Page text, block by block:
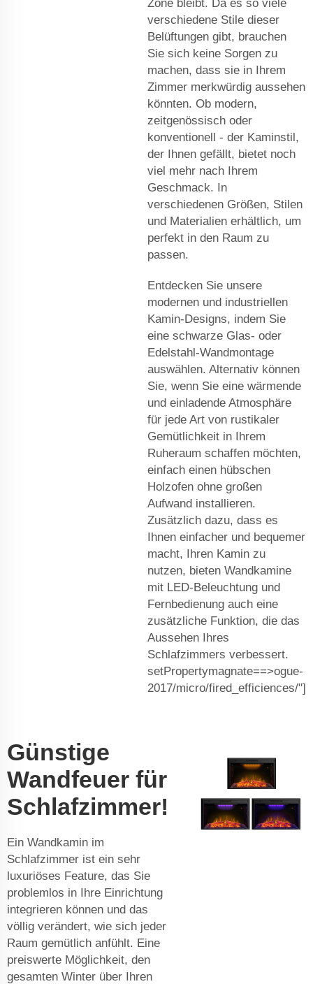
Zone bleibt. Da es so viele
verschiedene Stile dieser
Belüftungen gibt, brauchen
Sie sich keine Sorgen zu
machen, dass sie in Ihrem
Zimmer merkwürdig aussehen
könnten. Ob modern,
zeitgenössisch oder
konventionell - der Kaminstil,
der Ihnen gefällt, bietet noch
viel mehr nach Ihrem
Geschmack. In
verschiedenen Größen, Stilen
und Materialien erhältlich, um
perfekt in den Raum zu
passen.
Entdecken Sie unsere
modernen und industriellen
Kamin-Designs, indem Sie
eine schwarze Glas- oder
Edelstahl-Wandmontage
auswählen. Alternativ können
Sie, wenn Sie eine wärmende
und einladende Atmosphäre
für jede Art von rustikaler
Gemütlichkeit in Ihrem
Ruheraum schaffen möchten,
einfach einen hübschen
Holzofen ohne großen
Aufwand installieren.
Zusätzlich dazu, dass es
Ihnen einfacher und bequemer
macht, Ihren Kamin zu
nutzen, bieten Wandkamine
mit LED-Beleuchtung und
Fernbedienung auch eine
zusätzliche Funktion, die das
Aussehen Ihres
Schlafzimmers verbessert.
setPropertymagnate==>ogue-
2017/micro/fired_efficiences/"]
Günstige
Wandfeuer für
Schlafzimmer!
Ein Wandkamin im
Schlafzimmer ist ein sehr
luxuriöses Feature, das Sie
problemlos in Ihre Einrichtung
integrieren können und das
völlig verändert, wie sich jeder
Raum gemütlich anfühlt. Eine
preiswerte Möglichkeit, den
gesamten Winter über Ihren